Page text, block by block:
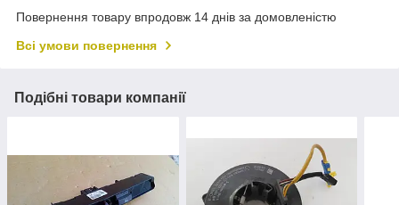
Повернення товару впродовж 14 днів за домовленістю
Всі умови повернення
Подібні товари компанії